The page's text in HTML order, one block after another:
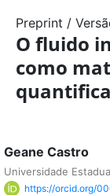
Preprint /
O fluido
como
Geane Castro
Universidade
https://orcid.org/